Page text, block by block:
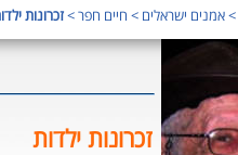
>אמנים ישראלים > חיים חפר>זכרונות
זכרונות ילדות